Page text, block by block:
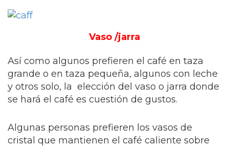
Vaso /jarra
Así como algunos prefieren el café en taza
grande o en taza pequeña, algunos con leche
y otros solo, la elección del vaso o jarra donde
se hará el café es cuestión de gustos.
Algunas personas prefieren los vasos de
cristal que mantienen el café caliente sobre